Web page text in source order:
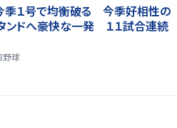
季１号で均衡破る 今季好相性の
ンドへ豪快な一発 １１試合連続
野球